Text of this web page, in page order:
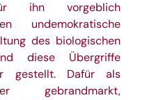
ihn vorgeblich
undemokratische
des biologischen
diese Übergriffe
gestellt. Dafür als
gebrandmarkt,